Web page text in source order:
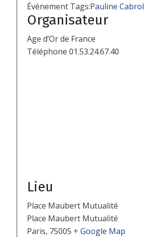
Évènement Tags:Pauline Cabrol
Organisateur
Age d’Or de France
Téléphone 01.53.24.67.40
Lieu
Place Maubert Mutualité
Place Maubert Mutualité
Paris, 75005 + Google Map